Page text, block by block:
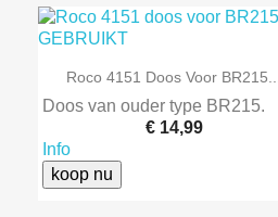
 Snel bekijken
Roco 4151 Doos Voor BR215...
Doos van ouder type BR215.
€ 14,99
Info
koop nu